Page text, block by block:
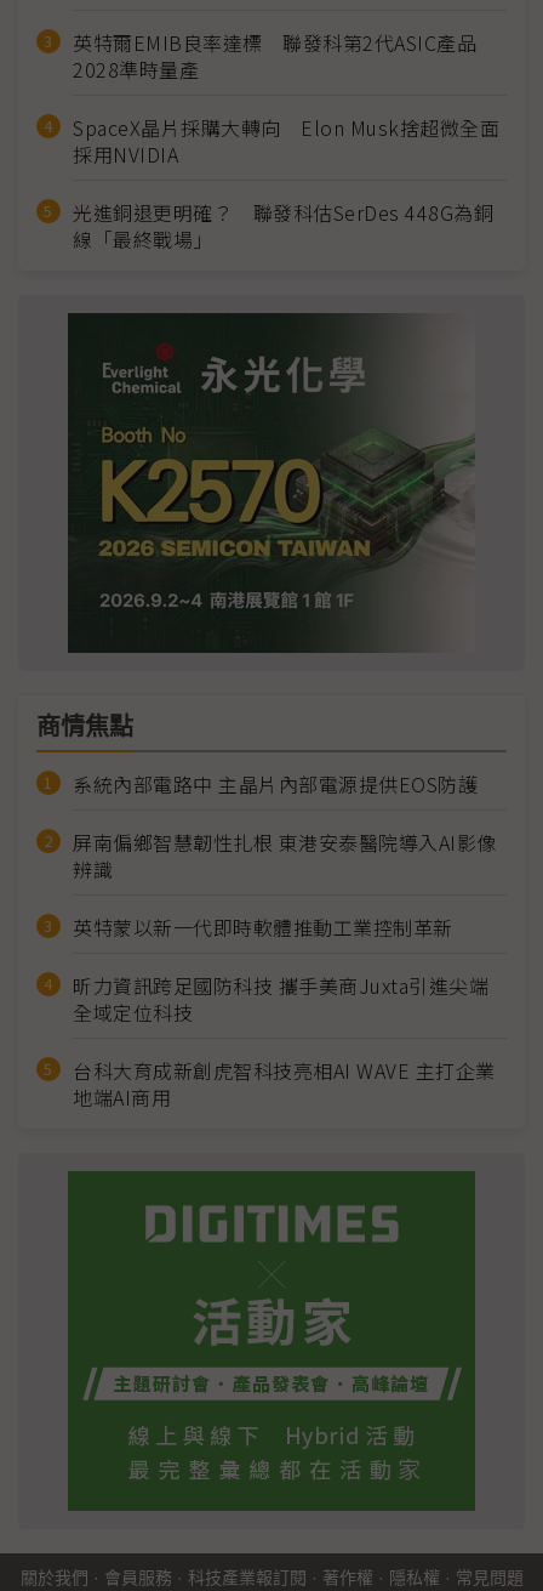
英特爾EMIB良率達標 聯發科第2代ASIC產品
2028準時量產
SpaceX晶片採購大轉向 Elon Musk捨超微全面
採用NVIDIA
光進銅退更明確？ 聯發科估SerDes 448G為銅
線「最終戰場」
商情焦點
系統內部電路中 主晶片內部電源提供EOS防護
屏南偏鄉智慧韌性扎根 東港安泰醫院導入AI影像
辨識
英特蒙以新一代即時軟體推動工業控制革新
昕力資訊跨足國防科技 攜手美商Juxta引進尖端
全域定位科技
台科大育成新創虎智科技亮相AI WAVE 主打企業
地端AI商用
關於我們 · 會員服務 · 科技產業報訂閱 · 著作權 · 隱私權 · 常見問題